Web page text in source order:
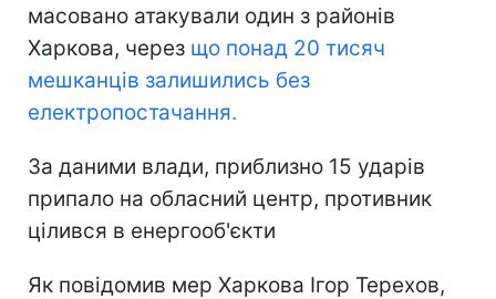
масовано атакували один з районів
Харкова, через що понад 20 тисяч
мешканців залишились без
електропостачання.
За даними влади, приблизно 15 ударів
припало на обласний центр, противник
цілився в енергооб'єкти
Як повідомив мер Харкова Ігор Терехов,